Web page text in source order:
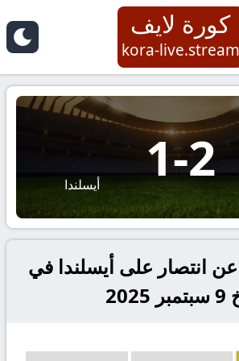
كورة لايف
kora-live.stream
2
-
1 أيسلندا
انتصار على أيسلندا في